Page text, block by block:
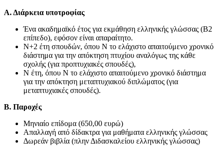
Α. Διάρκεια υποτροφίας
Ένα ακαδημαϊκό έτος για εκμάθηση ελληνικής γλώσσας (Β2
επίπεδο), εφόσον είναι απαραίτητο.
Ν+2 έτη σπουδών, όπου Ν το ελάχιστο απαιτούμενο χρονικό
διάστημα για την απόκτηση πτυχίου αναλόγως της κάθε
σχολής (για προπτυχιακές σπουδές),
Ν έτη, όπου Ν το ελάχιστο απαιτούμενο χρονικό διάστημα
για την απόκτηση μεταπτυχιακού διπλώματος (για
μεταπτυχιακές σπουδές).
Β. Παροχές
Μηνιαίο επίδομα (650,00 ευρώ)
Απαλλαγή από δίδακτρα για μαθήματα ελληνικής γλώσσας
Δωρεάν βιβλία (πλην Διδασκαλείου ελληνικής γλώσσας)